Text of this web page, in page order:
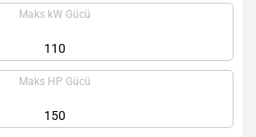
Maks kW Gücü
110
Maks HP Gücü
150